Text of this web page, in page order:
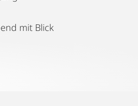
mit Blick
Wienerberg